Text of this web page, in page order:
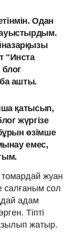
Одан
ауыстырдым.
"Инста
ашты.
қатысып,
жүргізе
өзімше
емес,
томардай жуан
салғаным сол
адам
Тіпті
жатыр.